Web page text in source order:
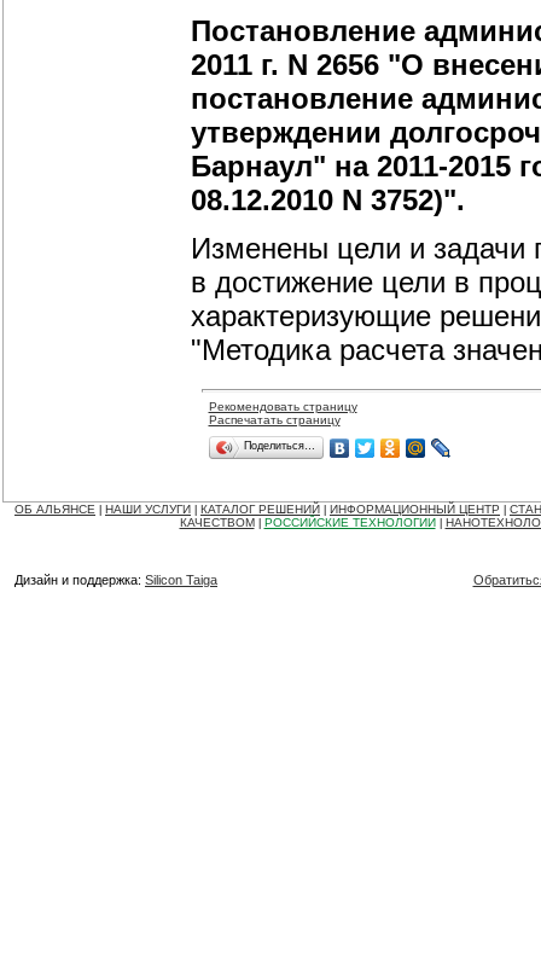
Постановление
2011 г. N 2656 "О
постановление
утверждении
Барнаул" на 2011-2015
08.12.2010 N 3752)".
Изменены цели и задачи
в достижение цели в
характеризующие
"Методика расчета
Рекомендовать страницу
Распечатать страницу
Поделиться…
ОБ АЛЬЯНСЕ НАШИ УСЛУГИ КАТАЛОГ РЕШЕНИЙ ИНФОРМАЦИОННЫЙ ЦЕНТР
КАЧЕСТВОМ
РОССИЙСКИЕ ТЕХНОЛОГИИ
Дизайн и поддержка: Silicon Taiga